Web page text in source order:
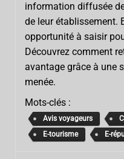
information diffusée
de leur établissement.
opportunité à saisir
Découvrez comment
avantage grâce à une
menée.
Mots-clés :
Avis voyageurs
E-tourisme
E-